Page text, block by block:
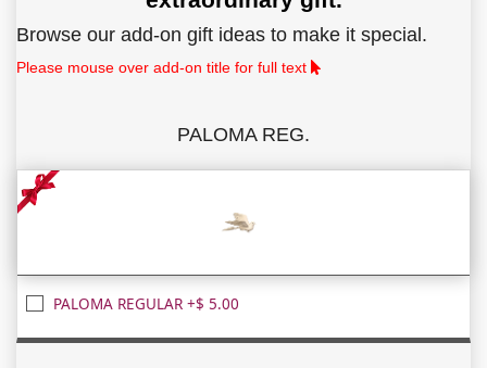
Browse our add-on gift ideas to make it special.
Please mouse over add-on title for full text
PALOMA REG.
PALOMA REGULAR +$ 5.00